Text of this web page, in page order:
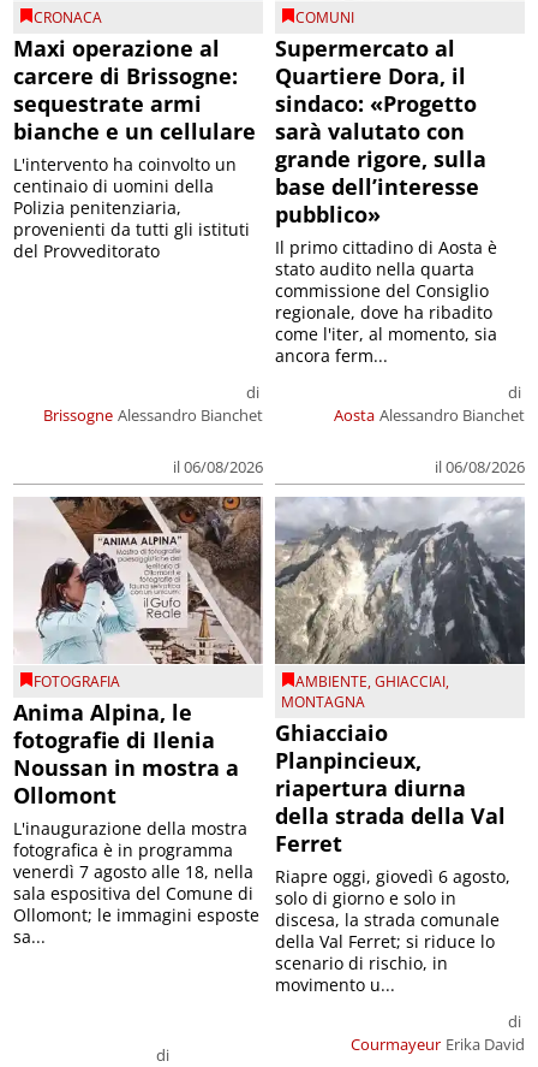
CRONACA
Maxi operazione al
carcere di Brissogne:
sequestrate armi
bianche e un cellulare
Brissogne
di
Alessandro Bianchet
il 06/08/2026
L'intervento ha coinvolto un
centinaio di uomini della
Polizia penitenziaria,
provenienti da tutti gli istituti
del Provveditorato
COMUNI
Supermercato al
Quartiere Dora, il
sindaco: «Progetto
sarà valutato con
grande rigore, sulla
base dell’interesse
pubblico»
Aosta
di
Alessandro Bianchet
il 06/08/2026
Il primo cittadino di Aosta è
stato audito nella quarta
commissione del Consiglio
regionale, dove ha ribadito
come l'iter, al momento, sia
ancora ferm...
FOTOGRAFIA
Anima Alpina, le
fotografie di Ilenia
Noussan in mostra a
Ollomont
di
L'inaugurazione della mostra
fotografica è in programma
venerdì 7 agosto alle 18, nella
sala espositiva del Comune di
Ollomont; le immagini esposte
sa...
AMBIENTE,GHIACCIAI,
MONTAGNA
Ghiacciaio
Planpincieux,
riapertura diurna
della strada della Val
Ferret
Courmayeur
di
Erika David
Riapre oggi, giovedì 6 agosto,
solo di giorno e solo in
discesa, la strada comunale
della Val Ferret; si riduce lo
scenario di rischio, in
movimento u...